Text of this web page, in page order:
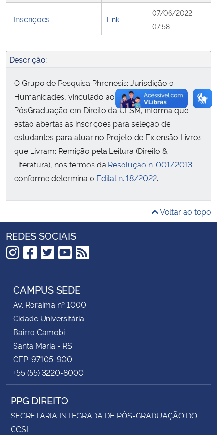
Secretaria-Geral
Advocacia-Geral da União
Banco Central do Brasil
Planalto
Inscrições Link
07/06/2022
07:58
Descrição:
O Grupo de Pesquisa Phronesis: Jurisdição e
Humanidades, vinculado ao Programa de
PósGraduação em Direito da UFSM, informa que
estão abertas as inscrições para seleção de
estudantes para atuar no Projeto de Extensão Livros
que Livram: Remição pela Leitura (Direito &
Literatura), nos termos da Resolução n. 001/2013
conforme determina o Edital n. 18/2022.
Voltar ao topo
REDES SOCIAIS:
Instagram
Facebook
Twitter
YouTube
RSS
CAMPUS SEDE
Av. Roraima nº 1000
Cidade Universitária
Bairro Camobi
Santa Maria - RS
CEP: 97105-900
+55 (55) 3220-8000
PPG DIREITO
SECRETARIA INTEGRADA DE PÓS-GRADUAÇÃO DO
CCSH